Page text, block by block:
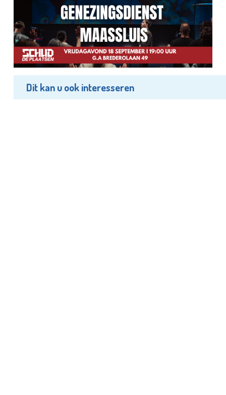
Dit kan u ook interesseren